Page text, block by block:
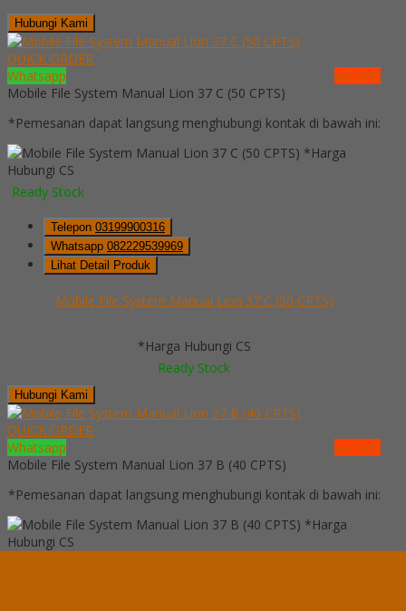
Hubungi Kami
QUICK ORDER
Whatsapp
via SMS
Mobile File System Manual Lion 37 C (50 CPTS)
*Pemesanan dapat langsung menghubungi kontak di bawah ini:
*Harga
Hubungi CS
Ready Stock
Telepon 03199900316
Whatsapp 082229539969
Lihat Detail Produk
Mobile File System Manual Lion 37 C (50 CPTS)
*Harga Hubungi CS
Ready Stock
Hubungi Kami
QUICK ORDER
Whatsapp
via SMS
Mobile File System Manual Lion 37 B (40 CPTS)
*Pemesanan dapat langsung menghubungi kontak di bawah ini:
*Harga
Hubungi CS